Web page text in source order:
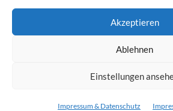
Akzeptieren
Ablehnen
Einstellungen
Impressum & Datenschutz